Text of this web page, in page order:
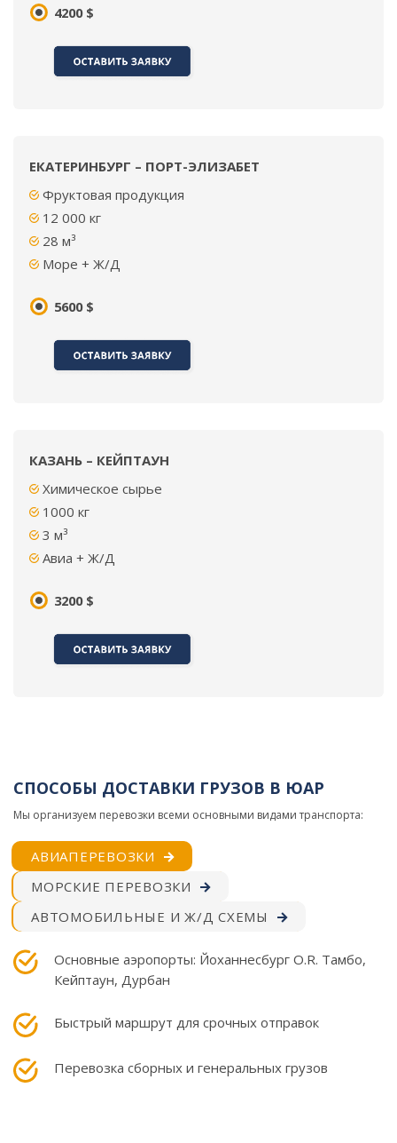
4200 $
ЕКАТЕРИНБУРГ – ПОРТ-ЭЛИЗАБЕТ
Фруктовая продукция
12 000 кг
28 м³
Море + Ж/Д
5600 $
КАЗАНЬ – КЕЙПТАУН
Химическое сырье
1000 кг
3 м³
Авиа + Ж/Д
3200 $
СПОСОБЫ ДОСТАВКИ ГРУЗОВ В ЮАР
Мы организуем перевозки всеми основными видами транспорта:
АВИАПЕРЕВОЗКИ
МОРСКИЕ ПЕРЕВОЗКИ
АВТОМОБИЛЬНЫЕ И Ж/Д СХЕ͏МЫ
Основные аэропорты: Йоханнесбург O.R. Тамбо,
Кейптаун, Дурбан
Быстрый маршрут для срочных отправок
Перевозка сборных и генеральных грузов